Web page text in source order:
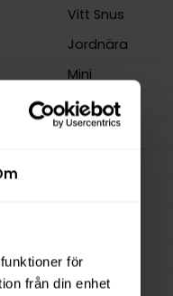
för
från din enhet
Vitt Snus
Jordnära
Mini
Extra Stark
20
0,4 g